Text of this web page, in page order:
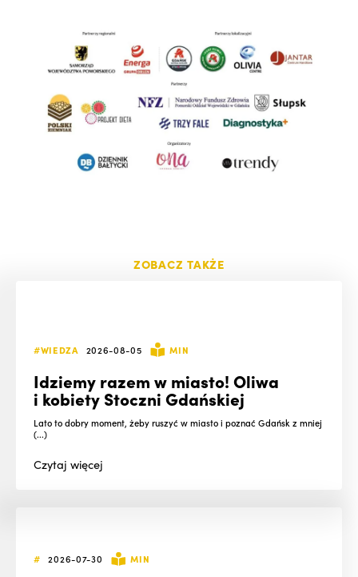
ZOBACZ TAKŻE
#WIEDZA 2026-08-05 MIN
Idziemy razem w miasto! Oliwa
i kobiety Stoczni Gdańskiej
Lato to dobry moment, żeby ruszyć w miasto i poznać Gdańsk z mniej
(...)
Czytajwięcej
# 2026-07-30 MIN